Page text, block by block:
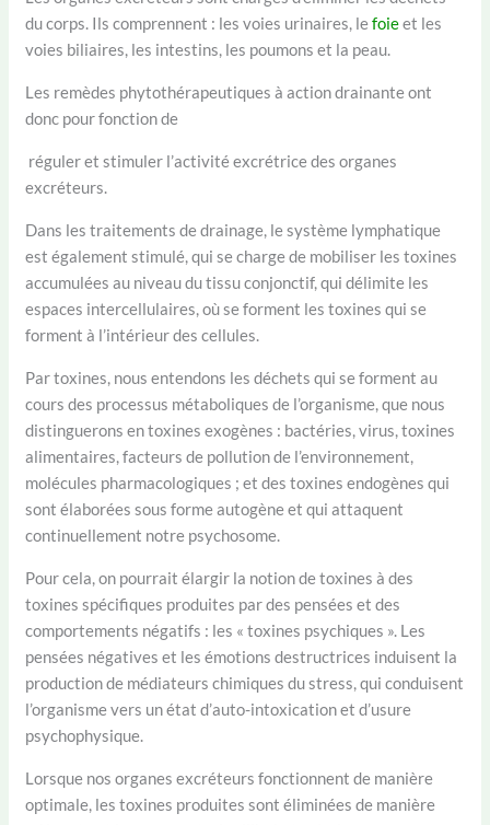
du corps. Ils comprennent : les voies urinaires, lefoieet les
voies biliaires, les intestins, les poumons et la peau.
Les remèdes phytothérapeutiques à action drainante ont
donc pour fonction de
réguler et stimuler l’activité excrétrice des organes
excréteurs.
Dans les traitements de drainage, le système lymphatique
est également stimulé, qui se charge de mobiliser les toxines
accumulées au niveau du tissu conjonctif, qui délimite les
espaces intercellulaires, où se forment les toxines qui se
forment à l’intérieur des cellules.
Par toxines, nous entendons les déchets qui se forment au
cours des processus métaboliques de l’organisme, que nous
distinguerons en toxines exogènes : bactéries, virus, toxines
alimentaires, facteurs de pollution de l’environnement,
molécules pharmacologiques ; et des toxines endogènes qui
sont élaborées sous forme autogène et qui attaquent
continuellement notre psychosome.
Pour cela, on pourrait élargir la notion de toxines à des
toxines spécifiques produites par des pensées et des
comportements négatifs : les « toxines psychiques ». Les
pensées négatives et les émotions destructrices induisent la
production de médiateurs chimiques du stress, qui conduisent
l’organisme vers un état d’auto-intoxication et d’usure
psychophysique.
Lorsque nos organes excréteurs fonctionnent de manière
optimale, les toxines produites sont éliminées de manière